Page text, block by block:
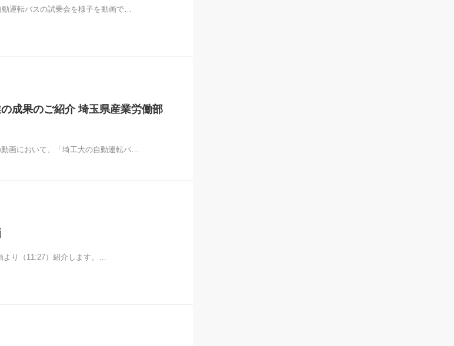
運転バスの試乗会を様子を動画で…
成果のご紹介 埼玉県産業労働部
画において、「埼工大の自動運転バ…
り（11:27）紹介します。…